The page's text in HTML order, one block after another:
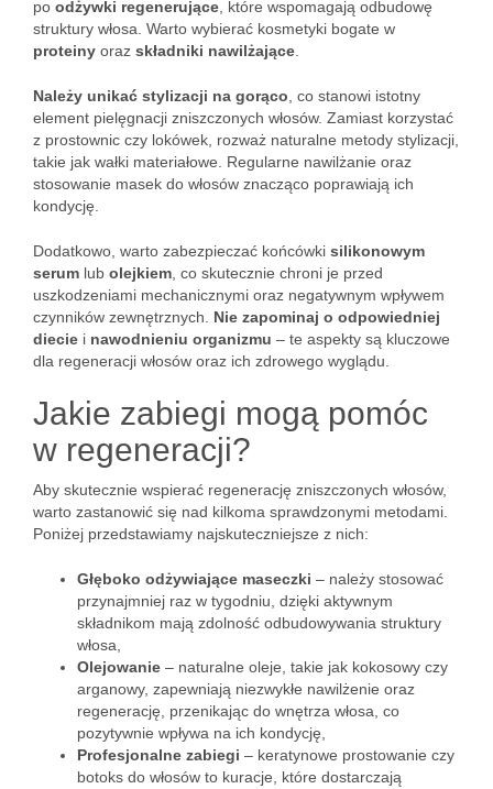
po odżywki regenerujące , które wspomagają odbudowę
struktury włosa. Warto wybierać kosmetyki bogate w
proteiny oraz składniki nawilżające
Należy unikać stylizacji na gorąco , co stanowi istotny
element pielęgnacji zniszczonych włosów. Zamiast korzystać
z prostownic czy lokówek, rozważ naturalne metody stylizacji,
takie jak wałki materiałowe. Regularne nawilżanie oraz
stosowanie masek do włosów znacząco poprawiają ich
kondycję.
Dodatkowo, warto zabezpieczać końcówki silikonowym
serum lub olejkiem , co skutecznie chroni je przed
uszkodzeniami mechanicznymi oraz negatywnym wpływem
czynników zewnętrznych. Nie zapominaj o odpowiedniej
diecie i nawodnieniu organizmu – te aspekty są kluczowe
dla regeneracji włosów oraz ich zdrowego wyglądu.
Jakie zabiegi mogą pomóc
w regeneracji?
Aby skutecznie wspierać regenerację zniszczonych włosów,
warto zastanowić się nad kilkoma sprawdzonymi metodami.
Poniżej przedstawiamy najskuteczniejsze z nich:
Głęboko odżywiające maseczki – należy stosować
przynajmniej raz w tygodniu, dzięki aktywnym
składnikom mają zdolność odbudowywania struktury
włosa,
Olejowanie – naturalne oleje, takie jak kokosowy czy
arganowy, zapewniają niezwykłe nawilżenie oraz
regenerację, przenikając do wnętrza włosa, co
pozytywnie wpływa na ich kondycję,
Profesjonalne zabiegi – keratynowe prostowanie czy
botoks do włosów to kuracje, które dostarczają